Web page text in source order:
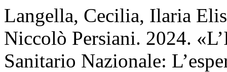
Langella, Cecilia, Ilaria
Niccolò Persiani. 2024.
Sanitario Nazionale: